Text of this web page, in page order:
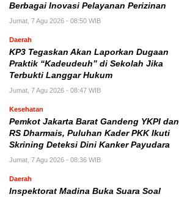
Berbagai Inovasi Pelayanan Perizinan
Jumat, 7 Agu 2026 - 08:50 WIB
Daerah
KP3 Tegaskan Akan Laporkan Dugaan
Praktik “Kadeudeuh” di Sekolah Jika
Terbukti Langgar Hukum
Jumat, 7 Agu 2026 - 08:47 WIB
Kesehatan
Pemkot Jakarta Barat Gandeng YKPI dan
RS Dharmais, Puluhan Kader PKK Ikuti
Skrining Deteksi Dini Kanker Payudara
Jumat, 7 Agu 2026 - 08:36 WIB
Daerah
Inspektorat Madina Buka Suara Soal